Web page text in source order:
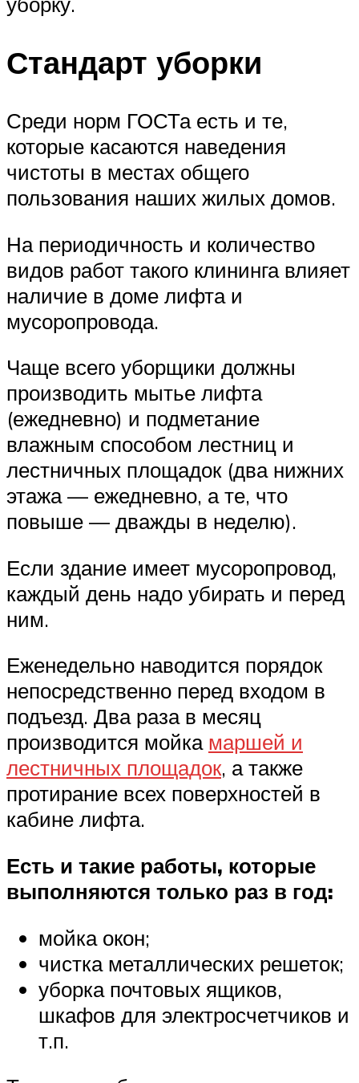
Стандарт уборки
Среди норм ГОСТа есть и те,
которые касаются наведения
чистоты в местах общего
пользования наших жилых домов.
На периодичность и количество
видов работ такого клининга влияет
наличие в доме лифта и
мусоропровода.
Чаще всего уборщики должны
производить мытье лифта
(ежедневно) и подметание
влажным способом лестниц и
лестничных площадок (два нижних
этажа — ежедневно, а те, что
повыше — дважды в неделю).
Если здание имеет мусоропровод,
каждый день надо убирать и перед
ним.
Еженедельно наводится порядок
непосредственно перед входом в
подъезд. Два раза в месяц
производится мойка маршей и
лестничных площадок, а также
протирание всех поверхностей в
кабине лифта.
Есть и такие работы, которые
выполняются только раз в год:
мойка окон;
чистка металлических решеток;
уборка почтовых ящиков,
шкафов для электросчетчиков и
т.п.